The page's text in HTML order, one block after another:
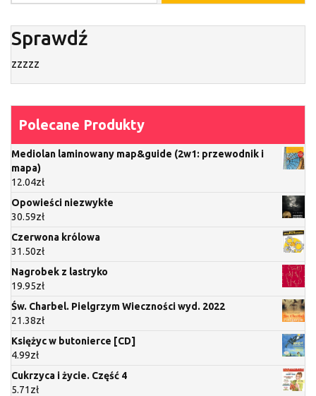
Sprawdź
zzzzz
Polecane Produkty
Mediolan laminowany map&guide (2w1: przewodnik i
mapa)
12.04zł
Opowieści niezwykłe
30.59zł
Czerwona królowa
31.50zł
Nagrobek z lastryko
19.95zł
Św. Charbel. Pielgrzym Wieczności wyd. 2022
21.38zł
Księżyc w butonierce [CD]
4.99zł
Cukrzyca i życie. Część 4
5.71 zł